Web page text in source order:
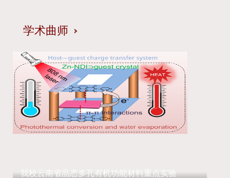
学术曲师
我校云南省晶态多孔有机功能材料重点实验